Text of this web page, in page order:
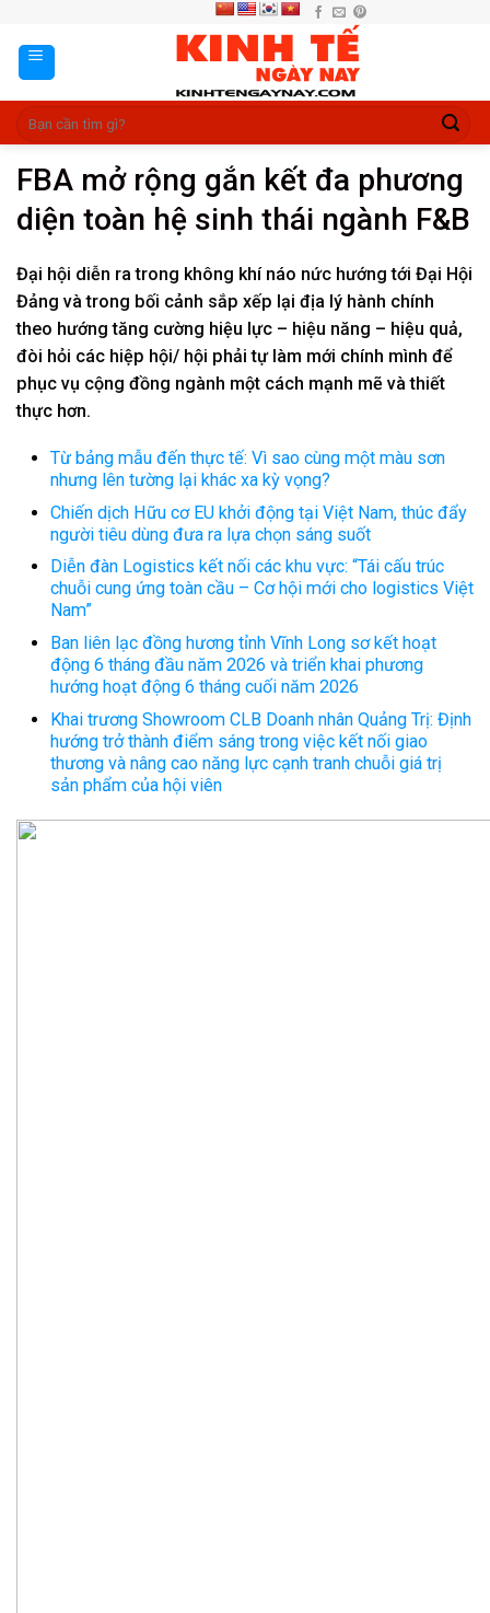
content
FBA mở rộng gắn kết đa phương
diện toàn hệ sinh thái ngành F&B
Đại hội diễn ra trong không khí náo nức hướng tới Đại Hội
Đảng và trong bối cảnh sắp xếp lại địa lý hành chính
theo hướng tăng cường hiệu lực – hiệu năng – hiệu quả,
đòi hỏi các hiệp hội/ hội phải tự làm mới chính mình để
phục vụ cộng đồng ngành một cách mạnh mẽ và thiết
thực hơn.
Từ bảng mẫu đến thực tế: Vì sao cùng một màu sơn
nhưng lên tường lại khác xa kỳ vọng?
Chiến dịch Hữu cơ EU khởi động tại Việt Nam, thúc đẩy
người tiêu dùng đưa ra lựa chọn sáng suốt
Diễn đàn Logistics kết nối các khu vực: “Tái cấu trúc
chuỗi cung ứng toàn cầu – Cơ hội mới cho logistics Việt
Nam”
Ban liên lạc đồng hương tỉnh Vĩnh Long sơ kết hoạt
động 6 tháng đầu năm 2026 và triển khai phương
hướng hoạt động 6 tháng cuối năm 2026
Khai trương Showroom CLB Doanh nhân Quảng Trị: Định
hướng trở thành điểm sáng trong việc kết nối giao
thương và nâng cao năng lực cạnh tranh chuỗi giá trị
sản phẩm của hội viên